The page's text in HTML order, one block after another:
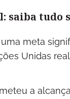
saiba tudo
meta
Unidas
a